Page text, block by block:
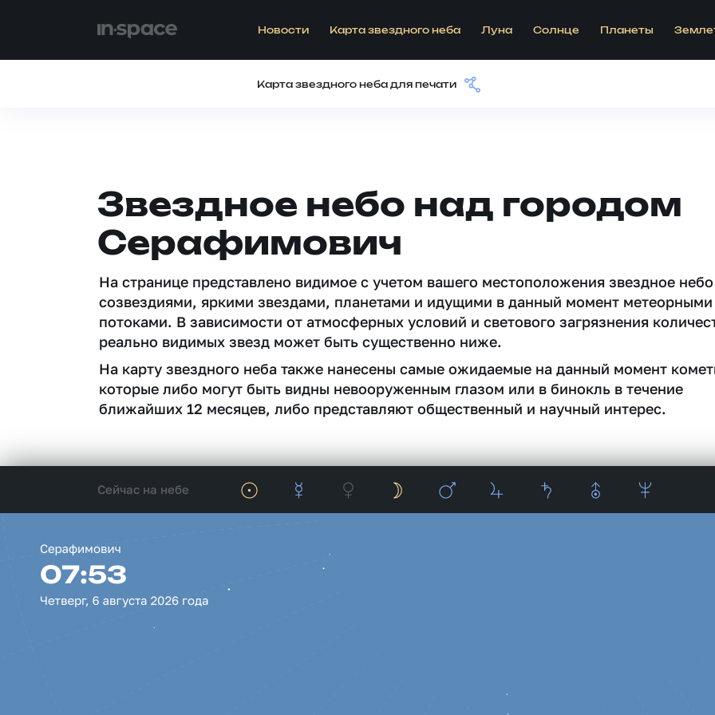
Новости Карта звездного неба Луна Солнце Планеты
Карта звездного неба для печати
Звездное небо над городом
Серафимович
На странице представлено видимое c учетом вашего местоположения звездное
созвездиями, яркими звездами, планетами и идущими в данный момент метеорными
потоками. В зависимости от атмосферных условий и светового загрязнения
реально видимых звезд может быть существенно ниже.
На карту звездного неба также нанесены самые ожидаемые на данный момент
которые либо могут быть видны невооруженным глазом или в бинокль в течение
ближайших 12 месяцев, либо представляют общественный и научный интерес.
Сейчас на небе